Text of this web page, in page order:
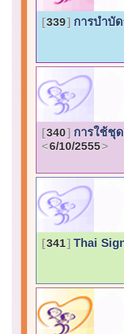
339 การบำบั
340 การใช้ชุ
6/10/2555
341 Thai